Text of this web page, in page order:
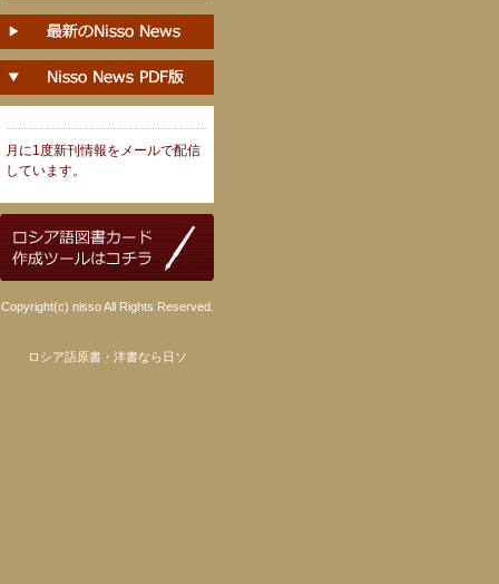
月に1度新刊情報をメールで配信
しています。
Copyright(c) nisso All Rights Reserved.
ロシア語原書・洋書なら日ソ